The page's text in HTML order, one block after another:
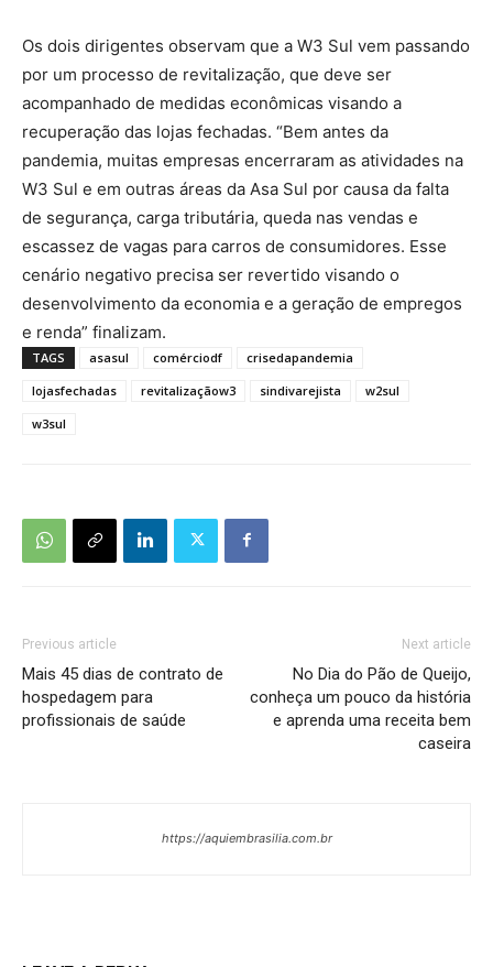
Os dois dirigentes observam que a W3 Sul vem passando
por um processo de revitalização, que deve ser
acompanhado de medidas econômicas visando a
recuperação das lojas fechadas. “Bem antes da
pandemia, muitas empresas encerraram as atividades na
W3 Sul e em outras áreas da Asa Sul por causa da falta
de segurança, carga tributária, queda nas vendas e
escassez de vagas para carros de consumidores. Esse
cenário negativo precisa ser revertido visando o
desenvolvimento da economia e a geração de empregos
e renda” finalizam.
TAGS asasul comérciodf
crisedapandemia
lojasfechadas
revitalizaçãow3 sindivarejista
w2sul
w3sul
Previous article
Mais 45 dias de contrato de
hospedagem para
profissionais de saúde
Next article
No Dia do Pão de Queijo,
conheça um pouco da história
e aprenda uma receita bem
caseira
https://aquiembrasilia.com.br